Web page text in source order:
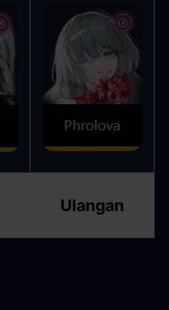
Ulangan